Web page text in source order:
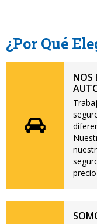
¿Por Qué
NOS